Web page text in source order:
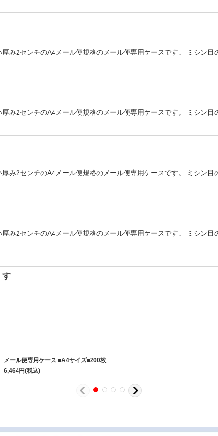
み2センチのA4メール便規格のメール便専用ケースです。 ミシン
み2センチのA4メール便規格のメール便専用ケースです。 ミシン
み2センチのA4メール便規格のメール便専用ケースです。 ミシン
み2センチのA4メール便規格のメール便専用ケースです。 ミシン
メール便専用ケース ■A4サイズ■200枚
6,464円(税込)